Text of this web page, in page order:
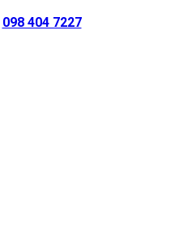
098 404 7227